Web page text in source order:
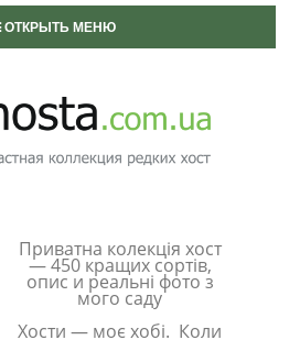
ОТКРЫТЬ МЕНЮ
Приватна колекція хост
— 450 кращих сортів,
опис и реальні фото з
мого саду
Хости — моє хобі. Коли